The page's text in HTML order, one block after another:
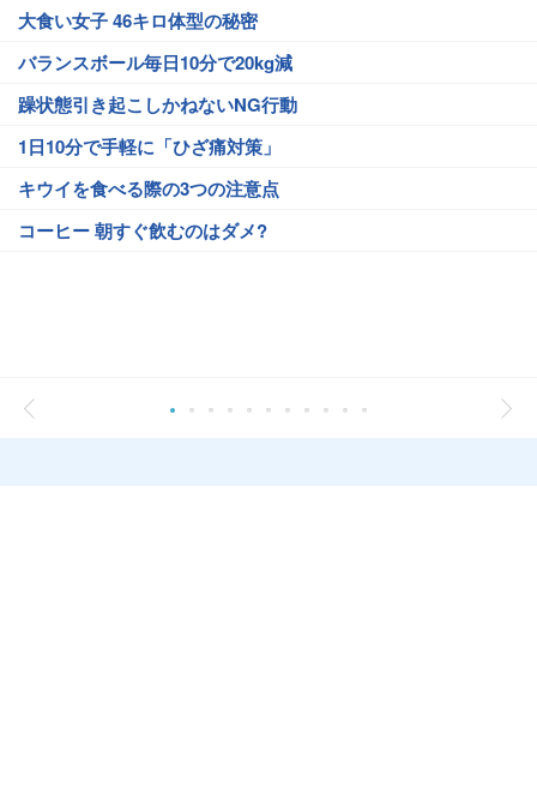
大食い女子 46キロ体型の秘密
バランスボール毎日10分で20kg減
躁状態引き起こしかねないNG行動
1日10分で手軽に「ひざ痛対策」
キウイを食べる際の3つの注意点
コーヒー 朝すぐ飲むのはダメ?